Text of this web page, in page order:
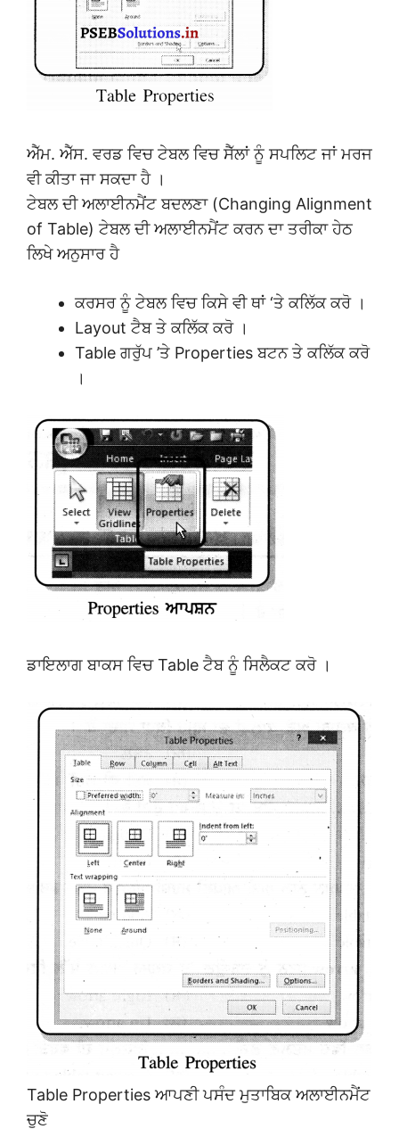
ਐੱਮ. ਐੱਸ. ਵਰਡ ਵਿਚ ਟੇਬਲ ਵਿਚ ਸੈੱਲਾਂ ਨੂੰ ਸਪਲਿਟ ਜਾਂ ਮਰਜ
ਵੀ ਕੀਤਾ ਜਾ ਸਕਦਾ ਹੈ ।
ਟੇਬਲ ਦੀ ਅਲਾਈਨਮੈਂਟ ਬਦਲਣਾ (Changing Alignment
of Table) ਟੇਬਲ ਦੀ ਅਲਾਈਨਮੈਂਟ ਕਰਨ ਦਾ ਤਰੀਕਾ ਹੇਠ
ਲਿਖੇ ਅਨੁਸਾਰ ਹੈ
ਕਰਸਰ ਨੂੰ ਟੇਬਲ ਵਿਚ ਕਿਸੇ ਵੀ ਥਾਂ ‘ਤੇ ਕਲਿੱਕ ਕਰੋ ।
Layout ਟੈਬ ਤੇ ਕਲਿੱਕ ਕਰੋ ।
Table ਗਰੁੱਪ ’ਤੇ Properties ਬਟਨ ਤੇ ਕਲਿੱਕ ਕਰੋ
।
ਡਾਇਲਾਗ ਬਾਕਸ ਵਿਚ Table ਟੈਬ ਨੂੰ ਸਿਲੈਕਟ ਕਰੋ ।
Table Properties ਆਪਣੀ ਪਸੰਦ ਮੁਤਾਬਿਕ ਅਲਾਈਨਮੈਂਟ
ਚੁਣੋ